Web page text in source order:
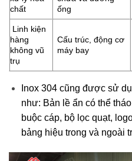
chất
ống
Linh kiện
hàng
không vũ
trụ
Cấu trúc, động cơ
máy bay
Inox 304 cũng được sử
như: Bản lề ẩn có thể
buộc cáp, bộ lọc quạt,
bảng hiệu trong và ngoài